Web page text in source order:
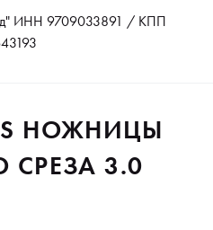
ИНН 9709033891 / КПП
НОЖНИЦЫ
3.0